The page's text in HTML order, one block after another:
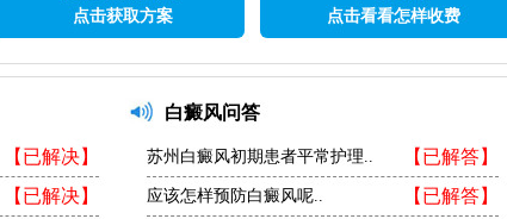
点击获取方案 点击看看怎样收费
【已解决】
【已解决】
白癜风问答
【已解答】
苏州白癜风初期患者平常护理..
【已解答】
应该怎样预防白癜风呢..